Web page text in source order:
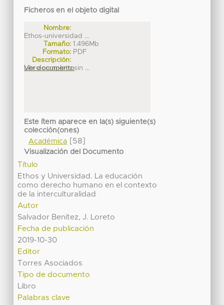
Ficheros en el objeto digital
Nombre:
Ethos-universidad ...
Tamaño: 1.496Mb
Formato: PDF
Descripción:
Libro completo sin ...
Ver documento
Este ítem aparece en la(s) siguiente(s)
colección(ones)
Académica[58]
Visualización del Documento
Título
Ethos y Universidad. La educación
como derecho humano en el contexto
de la interculturalidad
Autor
Salvador Benítez, J. Loreto
Fecha de publicación
2019-10-30
Editor
Torres Asociados
Tipo de documento
Libro
Palabras clave